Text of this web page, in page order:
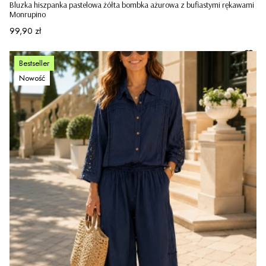
Bluzka hiszpanka pastelowa żółta bombka ażurowa z bufiastymi rękawami
Monrupino
Cena
99,90 zł
Bestseller
Nowość